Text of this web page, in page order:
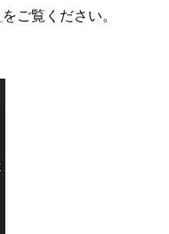
をご覧ください。